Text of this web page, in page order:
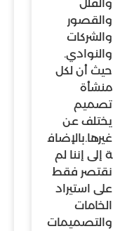
والفلل
والقصور
والشركات
والنوادي.
حيث أن لكل
منشأة
تصميم
يختلف عن
غيرها.بالإضاف
ة إلى إننا لم
نقتصر فقط
على استيراد
الخامات
والتصميمات